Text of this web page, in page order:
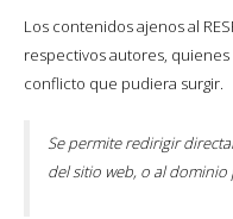
Los contenidos ajenos al
respectivos autores,
conflicto que pudiera surgir.
Se permite redirigir
del sitio web, o al